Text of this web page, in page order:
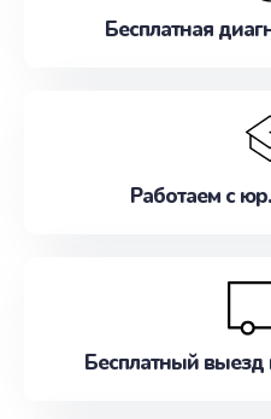
Бесплатная
Работаем с
Бесплатный выезд